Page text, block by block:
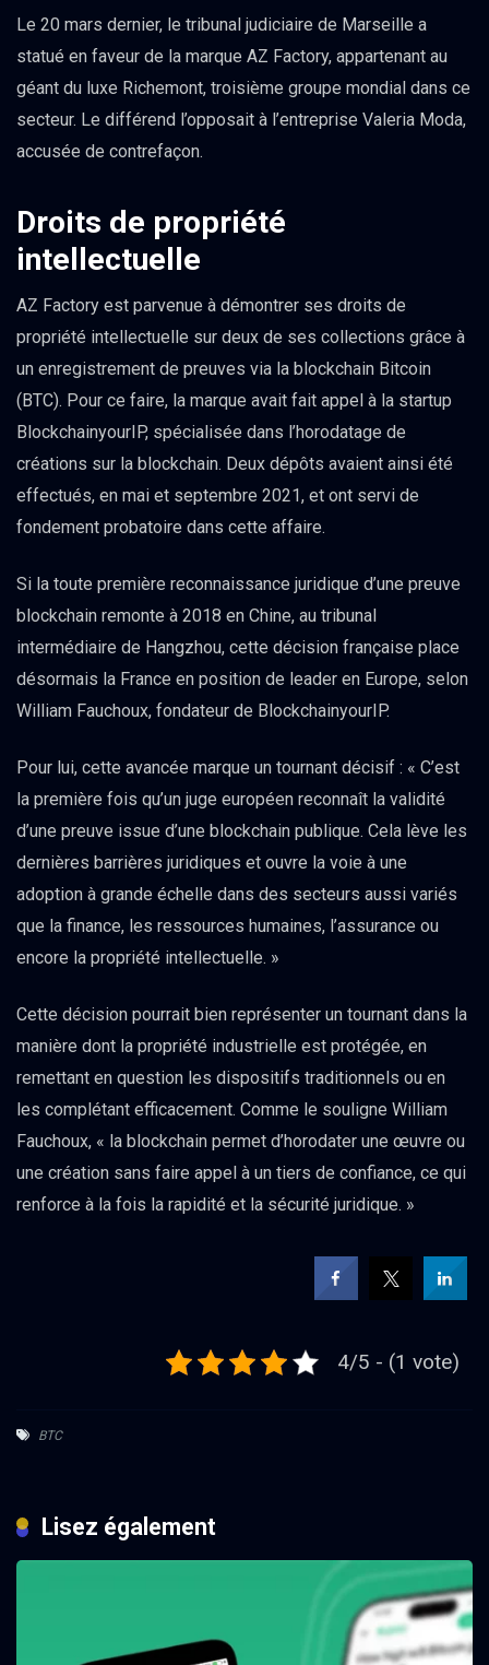
Le 20 mars dernier, le tribunal judiciaire de Marseille a
statué en faveur de la marque AZ Factory, appartenant au
géant du luxe Richemont, troisième groupe mondial dans ce
secteur. Le différend l’opposait à l’entreprise Valeria Moda,
accusée de contrefaçon.
Droits de propriété
intellectuelle
AZ Factory est parvenue à démontrer ses droits de
propriété intellectuelle sur deux de ses collections grâce à
un enregistrement de preuves via la blockchain Bitcoin
(BTC). Pour ce faire, la marque avait fait appel à la startup
BlockchainyourIP, spécialisée dans l’horodatage de
créations sur la blockchain. Deux dépôts avaient ainsi été
effectués, en mai et septembre 2021, et ont servi de
fondement probatoire dans cette affaire.
Si la toute première reconnaissance juridique d’une preuve
blockchain remonte à 2018 en Chine, au tribunal
intermédiaire de Hangzhou, cette décision française place
désormais la France en position de leader en Europe, selon
William Fauchoux, fondateur de BlockchainyourIP.
Pour lui, cette avancée marque un tournant décisif : « C’est
la première fois qu’un juge européen reconnaît la validité
d’une preuve issue d’une blockchain publique. Cela lève les
dernières barrières juridiques et ouvre la voie à une
adoption à grande échelle dans des secteurs aussi variés
que la finance, les ressources humaines, l’assurance ou
encore la propriété intellectuelle. »
Cette décision pourrait bien représenter un tournant dans la
manière dont la propriété industrielle est protégée, en
remettant en question les dispositifs traditionnels ou en
les complétant efficacement. Comme le souligne William
Fauchoux, « la blockchain permet d’horodater une œuvre ou
une création sans faire appel à un tiers de confiance, ce qui
renforce à la fois la rapidité et la sécurité juridique. »
4/5 - (1 vote)
BTC
Lisez également